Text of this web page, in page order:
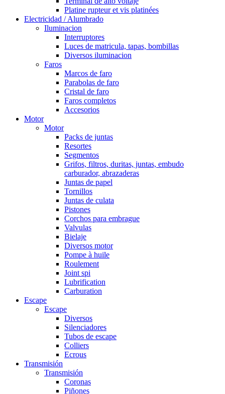
Platine rupteur et vis platinées
Electricidad / Alumbrado
Iluminacion
Interruptores
Luces de matricula, tapas, bombillas
Diversos iluminacion
Faros
Marcos de faro
Parabolas de faro
Cristal de faro
Faros completos
Accesorios
Motor
Motor
Packs de juntas
Resortes
Segmentos
Grifos, filtros, duritas, juntas, embudo
carburador, abrazaderas
Juntas de papel
Tornillos
Juntas de culata
Pistones
Corchos para embrague
Valvulas
Bielaje
Diversos motor
Pompe à huile
Roulement
Joint spi
Lubrification
Carburation
Escape
Escape
Diversos
Silenciadores
Tubos de escape
Colliers
Ecrous
Transmisión
Transmisión
Coronas
Piñones